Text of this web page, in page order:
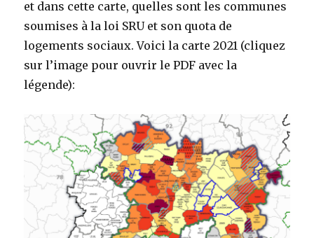
et dans cette carte, quelles sont les communes
soumises à la loi SRU et son quota de
logements sociaux. Voici la carte 2021 (cliquez
sur l’image pour ouvrir le PDF avec la
légende):